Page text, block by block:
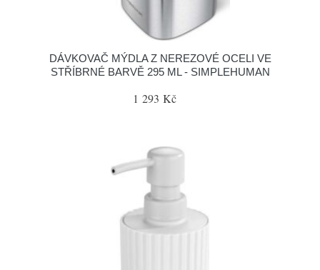
DÁVKOVAČ MÝDLA Z NEREZOVÉ OCELI VE
STŘÍBRNÉ BARVĚ 295 ML - SIMPLEHUMAN
1 293 Kč